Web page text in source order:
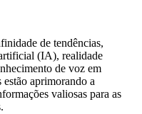
de tendências,
(IA), realidade
de voz em
aprimorando a
valiosas para as